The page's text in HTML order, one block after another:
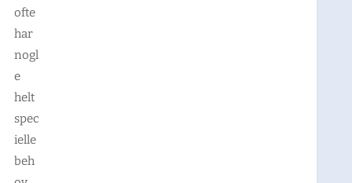
ofte
har
nogl
e
helt
spec
ielle
beh